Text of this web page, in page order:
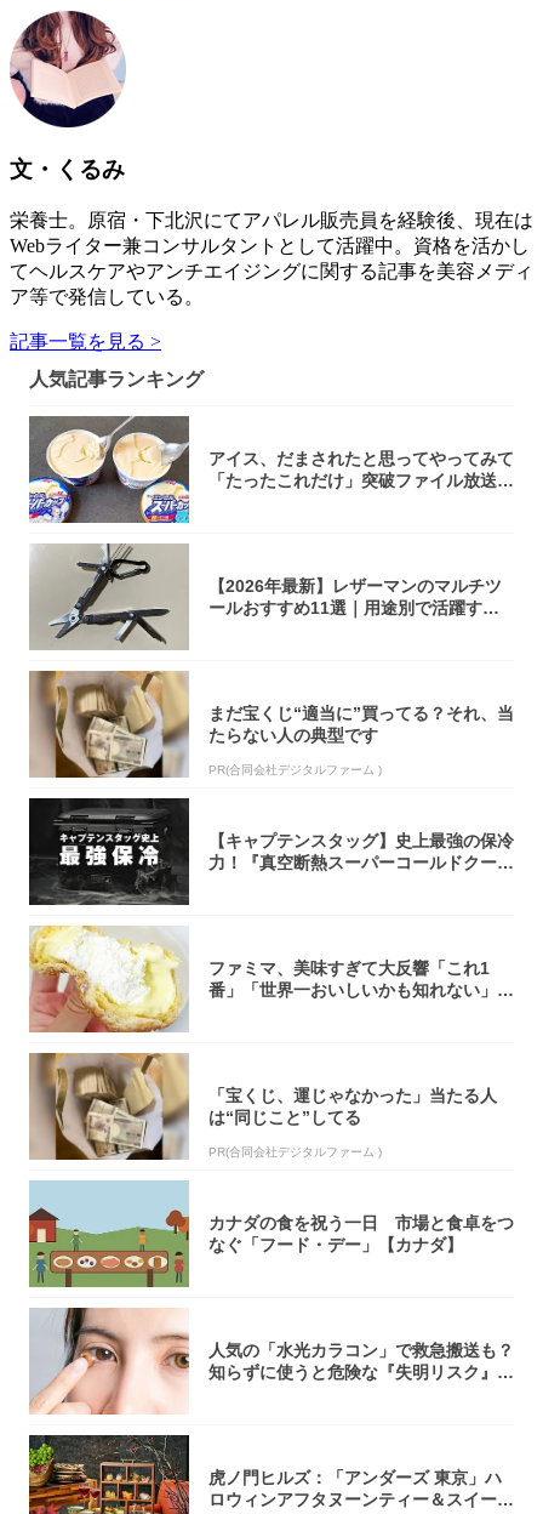
文・くるみ
栄養士。原宿・下北沢にてアパレル販売員を経験後、現在は
Webライター兼コンサルタントとして活躍中。資格を活かし
てヘルスケアやアンチエイジングに関する記事を美容メディ
ア等で発信している。
記事一覧を見る >
人気記事ランキング
アイス、だまされたと思ってやってみて
「たったこれだけ」突破ファイル放送で
【2026年最新】レザーマンのマルチツ
ールおすすめ11選｜用途別で活躍する
まだ宝くじ“適当に”買ってる？それ、当
たらない人の典型です
PR(合同会社デジタルファーム )
【キャプテンスタッグ】史上最強の保冷
力！『真空断熱スーパーコールドクーラ
ファミマ、美味すぎて大反響「これ1
番」「世界一おいしいかも知れない」
「宝くじ、運じゃなかった」当たる人
は“同じこと”してる
PR(合同会社デジタルファーム )
カナダの食を祝う一日 市場と食卓をつ
なぐ「フード・デー」【カナダ】
人気の「水光カラコン」で救急搬送も？
知らずに使うと危険な『失明リスク』と
虎ノ門ヒルズ：「アンダーズ 東京」ハ
ロウィンアフタヌーンティー＆スイーツ